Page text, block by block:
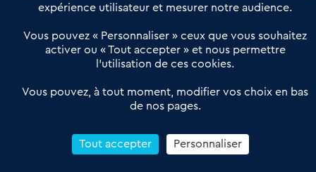
Derniers articles
Réseau 3C : un partenaire national dédié aux transactions
Petitscommerces : Un partenariat au service du commerce de
proximité et des territoires
Reprendre un Restaurant Rapide
expérience utilisateur et mesurer notre audience.
Vous pouvez « Personnaliser » ceux que vous souhaitez
activer ou « Tout accepter » et nous permettre
l’utilisation de ces cookies.
Vous pouvez, à tout moment, modifier vos choix en bas
de nos pages.
Tout accepter Personnaliser